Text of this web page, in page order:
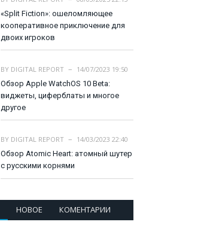
«Split Fiction»: ошеломляющее
кооперативное приключение для
двоих игроков
BY DIGITAL REPORT
14/07/2023 19:50
Обзор Apple WatchOS 10 Beta:
виджеты, циферблаты и многое
другое
BY DIGITAL REPORT
14/03/2023 22:40
Обзор Atomic Heart: атомный шутер
с русскими корнями
НОВОЕ КОМЕНТАРИИ